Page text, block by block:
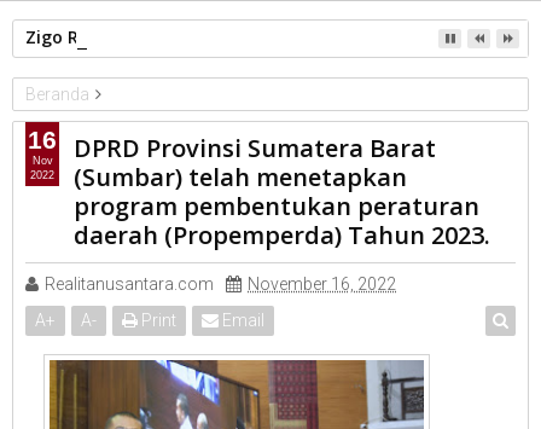
Zigo Rolanda Tinjau Jembatan Kalawi dan Infrastruktur
Beranda
DPRD Sumbar
DPRD Provinsi Sumatera Barat (Sumbar) telah menetapkan
program pembentukan peraturan daerah (Propemperda) Tahun
DPRD Provinsi Sumatera Barat
(Sumbar) telah menetapkan
program pembentukan peraturan
daerah (Propemperda) Tahun 2023.
Realitanusantara.com
November 16, 2022
A+ A- Print Email
16
Nov
2022